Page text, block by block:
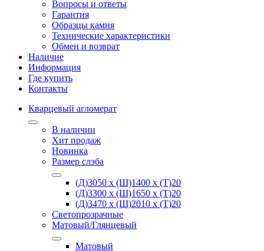
Вопросы и ответы
Гарантия
Образцы камня
Технические характеристики
Обмен и возврат
Наличие
Информация
Где купить
Контакты
Кварцевый агломерат
В наличии
Хит продаж
Новинка
Размер слэба
(Д)3050 х (Ш)1400 х (Т)20
(Д)3300 х (Ш)1650 х (Т)20
(Д)3470 х (Ш)2010 х (Т)20
Светопрозрачные
Матовый/Глянцевый
Матовый